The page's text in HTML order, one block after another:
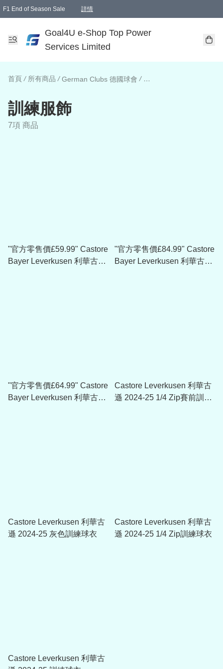
F1 End of Season Sale 詳情
Goal4U e-Shop Top Power
Services Limited
首頁 / 所有商品 / German Clubs 德國球會 /
訓練服飾
7項 商品
"官方零售價£59.99" Castore
Bayer Leverkusen 利華古遜
"官方零售價£84.99" Castore
Bayer Leverkusen 利華古遜
"官方零售價£64.99" Castore
Bayer Leverkusen 利華古遜
Castore Leverkusen 利華古
遜 2024-25 1/4 Zip賽前訓練
Castore Leverkusen 利華古
遜 2024-25 灰色訓練球衣
Castore Leverkusen 利華古
遜 2024-25 1/4 Zip訓練球衣
Castore Leverkusen 利華古